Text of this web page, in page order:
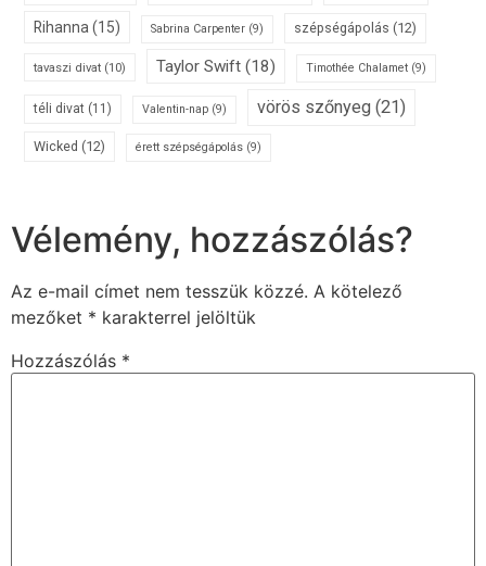
Rihanna (15) Sabrina Carpenter (9) szépségápolás (12)
tavaszi divat (10) Taylor Swift (18) Timothée Chalamet (9)
téli divat (11) Valentin-nap (9) vörös szőnyeg (21)
Wicked (12) érett szépségápolás (9)
Vélemény, hozzászólás?
Az e-mail címet nem tesszük közzé. A kötelező
mezőket * karakterrel jelöltük
Hozzászólás *